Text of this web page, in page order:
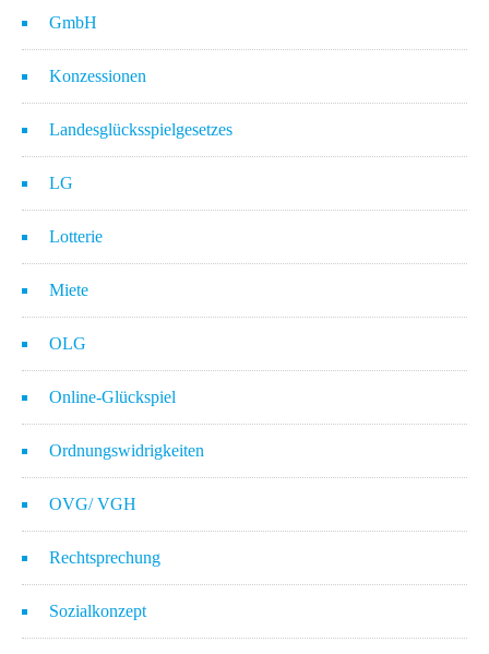
GmbH
Konzessionen
Landesglücksspielgesetzes
LG
Lotterie
Miete
OLG
Online-Glückspiel
Ordnungswidrigkeiten
OVG/ VGH
Rechtsprechung
Sozialkonzept